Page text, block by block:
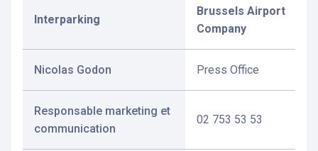
Interparking
Brussels Airport
Company
Nicolas Godon Press Office
Responsable marketing et
communication
02 753 53 53